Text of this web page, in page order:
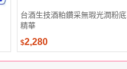
台酒生技酒粕鑽采無瑕光潤粉底
精華
$2,280